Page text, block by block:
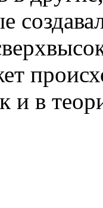
и в